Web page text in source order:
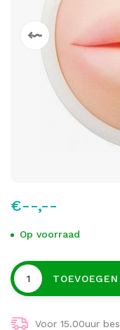
€--,--
Op voorraad
Voor 15.00uur